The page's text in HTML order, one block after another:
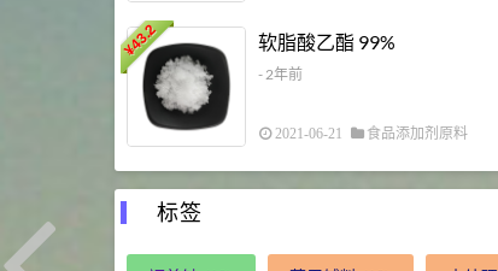
¥
43.2 软脂酸乙酯 99%
- 2年前
2021-06-21 食品添加剂原料
标签